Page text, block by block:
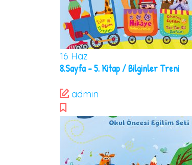
16 Haz
8.Sayfa – 5. Kitap / Bilginler Treni
admin